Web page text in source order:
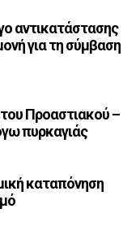
αντικατάστασης
για τη σύμβαση
Προαστιακού –
πυρκαγιάς
καταπόνηση